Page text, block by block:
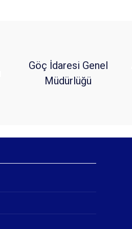
Göç İdaresi Genel
Müdürlüğü